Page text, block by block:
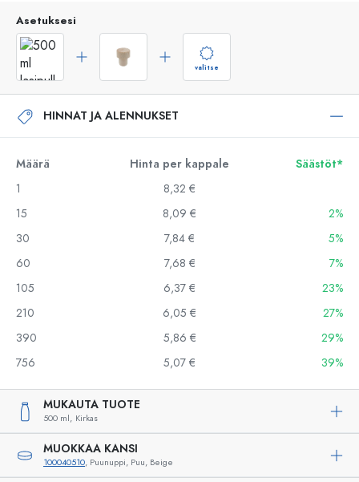
Asetuksesi
valitse
HINNAT JA ALENNUKSET
Määrä Hinta per kappale
Säästöt*
1
8,32 €
15
8,09 €
2%
30
7,84 €
5%
60
7,68 €
7%
105
6,37 €
23%
210
6,05 €
27%
390
5,86 €
29%
756
5,07 € 39%
MUKAUTA TUOTE
500 ml, Kirkas
MUOKKAA KANSI
100040510, Puunuppi, Puu, Beige